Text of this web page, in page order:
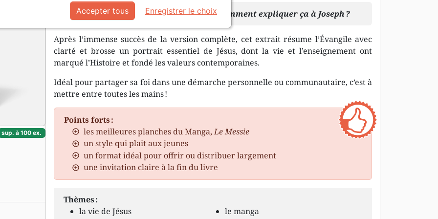
Je vais avoir un enfant du ciel ! Mais comment expliquer ça à Joseph ?
Après l’immense succès de la version complète, cet extrait résume l’Évangile avec
clarté et brosse un portrait essentiel de Jésus, dont la vie et l’enseignement ont
marqué l’Histoire et fondé les valeurs contemporaines.
Idéal pour partager sa foi dans une démarche personnelle ou communautaire, c’est à
mettre entre toutes les mains !
Points forts :
les meilleures planches du Manga,Le Messie
un style qui plait aux jeunes
un format idéal pour offrir ou distribuer largement
une invitation claire à la fin du livre
Thèmes :
la vie de Jésus
le manga
sup. à 100 ex.
Accepter tous Enregistrer le choix